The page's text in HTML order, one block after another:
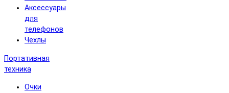
Аксессуары
для
телефонов
Чехлы
Портативная
техника
Очки